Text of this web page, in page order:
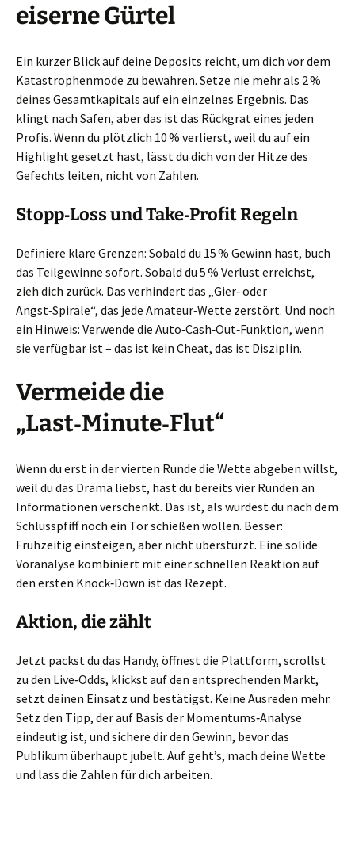
eiserne Gürtel
Ein kurzer Blick auf deine Deposits reicht, um dich vor dem
Katastrophenmode zu bewahren. Setze nie mehr als 2 %
deines Gesamtkapitals auf ein einzelnes Ergebnis. Das
klingt nach Safen, aber das ist das Rückgrat eines jeden
Profis. Wenn du plötzlich 10 % verlierst, weil du auf ein
Highlight gesetzt hast, lässt du dich von der Hitze des
Gefechts leiten, nicht von Zahlen.
Stopp‑Loss und Take‑Profit Regeln
Definiere klare Grenzen: Sobald du 15 % Gewinn hast, buch
das Teilgewinne sofort. Sobald du 5 % Verlust erreichst,
zieh dich zurück. Das verhindert das „Gier‑ oder
Angst‑Spirale“, das jede Amateur‑Wette zerstört. Und noch
ein Hinweis: Verwende die Auto‑Cash‑Out‑Funktion, wenn
sie verfügbar ist – das ist kein Cheat, das ist Disziplin.
Vermeide die
„Last‑Minute‑Flut“
Wenn du erst in der vierten Runde die Wette abgeben willst,
weil du das Drama liebst, hast du bereits vier Runden an
Informationen verschenkt. Das ist, als würdest du nach dem
Schlusspfiff noch ein Tor schießen wollen. Besser:
Frühzeitig einsteigen, aber nicht überstürzt. Eine solide
Voranalyse kombiniert mit einer schnellen Reaktion auf
den ersten Knock‑Down ist das Rezept.
Aktion, die zählt
Jetzt packst du das Handy, öffnest die Plattform, scrollst
zu den Live‑Odds, klickst auf den entsprechenden Markt,
setzt deinen Einsatz und bestätigst. Keine Ausreden mehr.
Setz den Tipp, der auf Basis der Momentums‑Analyse
eindeutig ist, und sichere dir den Gewinn, bevor das
Publikum überhaupt jubelt. Auf geht’s, mach deine Wette
und lass die Zahlen für dich arbeiten.